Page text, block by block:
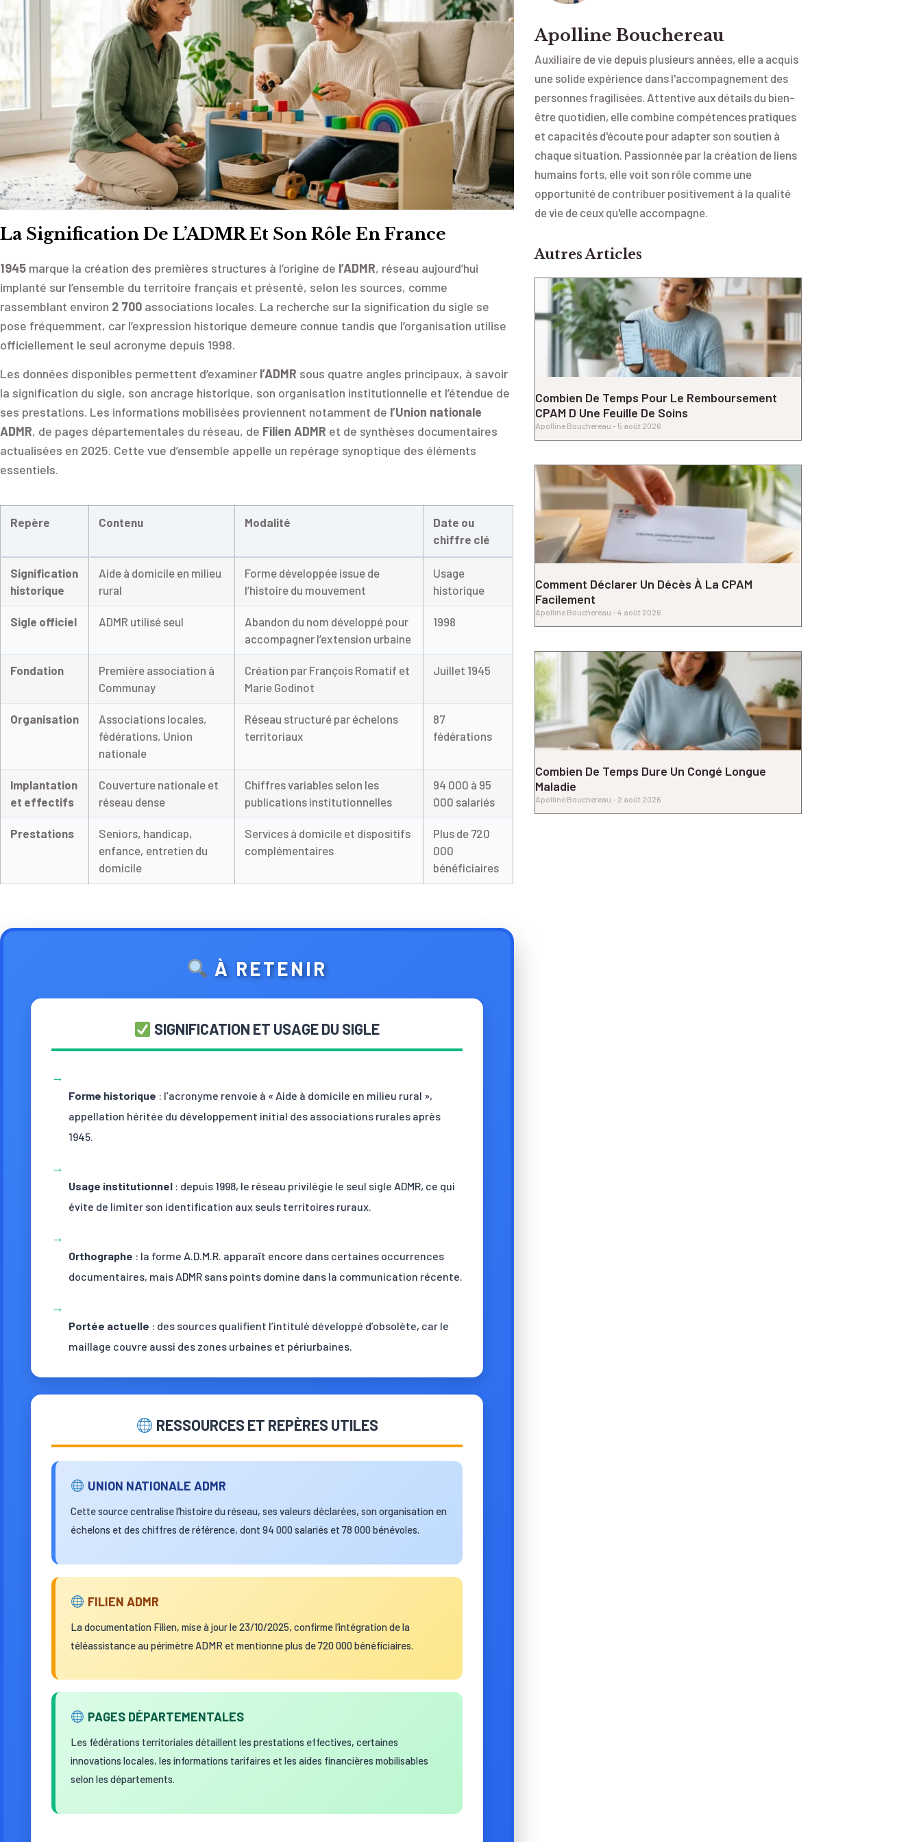
La Signification De L’ADMR Et Son Rôle En France
1945 marque la création des premières structures à l’origine de l’ADMR, réseau aujourd’hui
implanté sur l’ensemble du territoire français et présenté, selon les sources, comme
rassemblant environ 2 700 associations locales. La recherche sur la signification du sigle se
pose fréquemment, car l’expression historique demeure connue tandis que l’organisation utilise
officiellement le seul acronyme depuis 1998.
Les données disponibles permettent d’examiner l’ADMR sous quatre angles principaux, à savoir
la signification du sigle, son ancrage historique, son organisation institutionnelle et l’étendue de
ses prestations. Les informations mobilisées proviennent notamment de l’Union nationale
ADMR, de pages départementales du réseau, de Filien ADMR et de synthèses documentaires
actualisées en 2025. Cette vue d’ensemble appelle un repérage synoptique des éléments
essentiels.
Repère Contenu Modalité
Date ou
chiffre clé
Signification
historique
Aide à domicile en milieu
rural
Forme développée issue de
l’histoire du mouvement
Usage
historique
Sigle officiel ADMR utilisé seul
Abandon du nom développé pour
accompagner l’extension urbaine
1998
Fondation
Première association à
Communay
Création par François Romatif et
Marie Godinot
Juillet 1945
Organisation
Associations locales,
fédérations, Union
nationale
Réseau structuré par échelons
territoriaux
87
fédérations
Implantation
et effectifs
Couverture nationale et
réseau dense
Chiffres variables selon les
publications institutionnelles
94 000 à 95
000 salariés
Prestations
Seniors, handicap,
enfance, entretien du
domicile
Services à domicile et dispositifs
complémentaires
Plus de 720
000
bénéficiaires
À RETENIR
SIGNIFICATION ET USAGE DU SIGLE
→
Forme historique : l’acronyme renvoie à « Aide à domicile en milieu rural »,
appellation héritée du développement initial des associations rurales après
1945.
→
Usage institutionnel : depuis 1998, le réseau privilégie le seul sigle ADMR, ce qui
évite de limiter son identification aux seuls territoires ruraux.
→
Orthographe : la forme A.D.M.R. apparaît encore dans certaines occurrences
documentaires, mais ADMR sans points domine dans la communication récente.
→
Portée actuelle : des sources qualifient l’intitulé développé d’obsolète, car le
maillage couvre aussi des zones urbaines et périurbaines.
RESSOURCES ET REPÈRES UTILES
UNION NATIONALE ADMR
Cette source centralise l’histoire du réseau, ses valeurs déclarées, son organisation en
échelons et des chiffres de référence, dont 94 000 salariés et 78 000 bénévoles.
FILIEN ADMR
La documentation Filien, mise à jour le 23/10/2025, confirme l’intégration de la
téléassistance au périmètre ADMR et mentionne plus de 720 000 bénéficiaires.
PAGES DÉPARTEMENTALES
Les fédérations territoriales détaillent les prestations effectives, certaines
innovations locales, les informations tarifaires et les aides financières mobilisables
selon les départements.
Apolline Bouchereau
Auxiliaire de vie depuis plusieurs années, elle a acquis
une solide expérience dans l'accompagnement des
personnes fragilisées. Attentive aux détails du bien-
être quotidien, elle combine compétences pratiques
et capacités d'écoute pour adapter son soutien à
chaque situation. Passionnée par la création de liens
humains forts, elle voit son rôle comme une
opportunité de contribuer positivement à la qualité
de vie de ceux qu'elle accompagne.
Autres Articles
Combien De Temps Pour Le Remboursement
CPAM D Une Feuille De Soins
Apolline Bouchereau 5 août 2026
Comment Déclarer Un Décès À La CPAM
Facilement
Apolline Bouchereau 4 août 2026
Combien De Temps Dure Un Congé Longue
Maladie
Apolline Bouchereau 2 août 2026